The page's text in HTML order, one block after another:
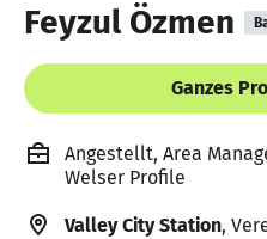
Feyzul Özmen
Ganzes
Angestellt, Area
Welser Profile
Valley City Station,